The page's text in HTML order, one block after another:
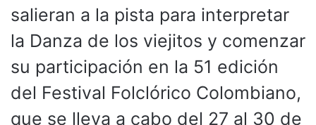
salieran a la pista para interpretar
la Danza de los viejitos y comenzar
su participación en la 51 edición
del Festival Folclórico Colombiano,
que se lleva a cabo del 27 al 30 de